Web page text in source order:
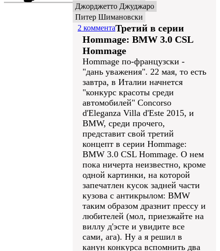
Джорджетто Джуджаро
Питер Шимановски
2 комментаТретий в серии
Hommage: BMW 3.0 CSL
Hommage
Hommage по-французски -
"дань уважения". 22 мая, то есть
завтра, в Италии начнется
"конкурс красоты среди
автомобилей" Concorso
d'Eleganza Villa d'Este 2015, и
BMW, среди прочего,
представит свой третий
концепт в серии Hommage:
BMW 3.0 CSL Hommage. О нем
пока ничерта неизвестно, кроме
одной картинки, на которой
запечатлен кусок задней части
кузова с антикрылом: BMW
таким образом дразнит прессу и
любителей (мол, приезжайте на
виллу д'эсте и увидите все
сами, ага). Ну а я решил в
канун конкурса вспомнить два